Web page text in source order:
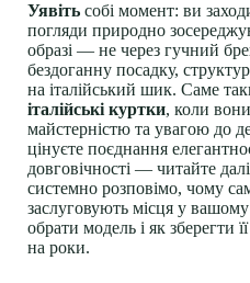
Уявіть собі момент: ви
погляди природно
образі — не через гучний
бездоганну посадку,
на італійський шик. Саме
італійські куртки, коли
майстерністю та увагою до
цінуєте поєднання
довговічності — читайте
системно розповімо, чому
заслуговують місця у вашому
обрати модель і як зберегти
на роки.